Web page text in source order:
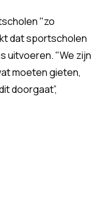
"zo
dat sportscholen
uitvoeren. "We zijn
moeten gieten,
doorgaat”,